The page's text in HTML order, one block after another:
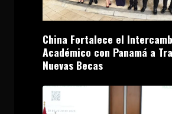
China Fortalece el
Académico con Panamá a
Nuevas Becas